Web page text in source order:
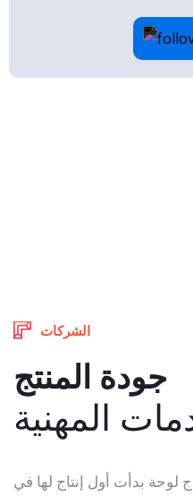
الشركات
جودة المنتج
المهنية
بدأت أول إنتاج لها في